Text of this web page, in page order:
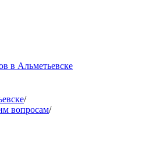
в Альметьевске
/
вопросам/